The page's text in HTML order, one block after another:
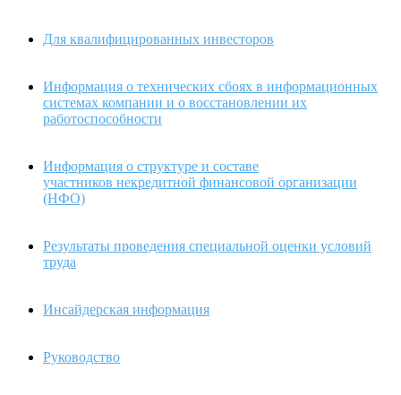
Для квалифицированных инвесторов
Информация о технических сбоях в информационных
системах компании и о восстановлении их
работоспособности
Информация о структуре и составе
участников некредитной финансовой организации
(НФО)
Результаты проведения специальной оценки условий
труда
Инсайдерская информация
Руководство